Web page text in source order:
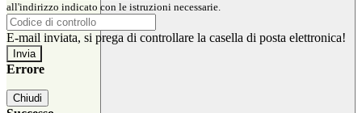
all'indirizzo indicato con le istruzioni necessarie.
E-mail inviata, si prega di controllare la casella di posta elettronica!
Errore
Chiudi